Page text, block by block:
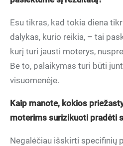
Esu tikras, kad tokia diena
dalykas, kurio reikia, – tai
kurį turi jausti moterys,
Be to, palaikymas turi būti
visuomenėje.
Kaip manote, kokios
moterims surizikuoti pradėti
Negalėčiau išskirti specifinių